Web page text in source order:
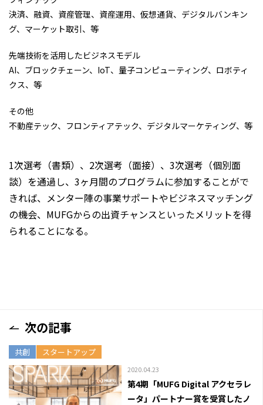
決済、融資、資産管理、資産運用、仮想通貨、デジタルバンキン
グ、マーケット取引、等
先端技術を活用したビジネスモデル
AI、ブロックチェーン、IoT、量子コンピューティング、ロボティ
クス、等
その他
不動産テック、フロンティアテック、デジタルマーケティング、等
1次選考（書類）、2次選考（面接）、3次選考（個別面
談）を通過し、3ヶ月間のプログラムに参加することがで
きれば、メンター陣の事業サポートやビジネスマッチング
の機会、MUFGからの出資チャンスといったメリットを得
られることになる。
次の記事
共創 スタートアップ
2020.04.23
第4期「MUFG Digital アクセラレ
ータ」パートナー賞を受賞したノ